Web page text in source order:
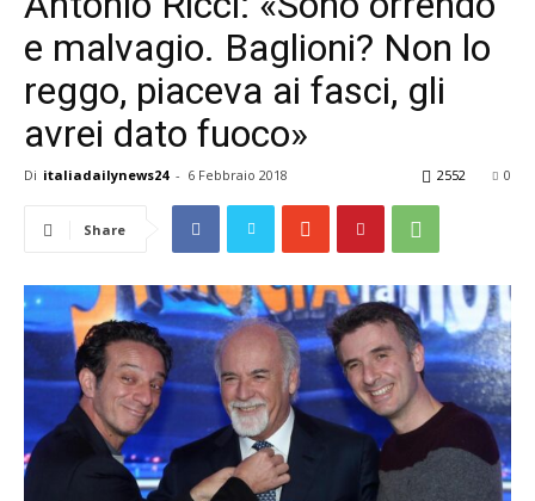
Daily
News
e malvagio. Baglioni? Non lo
reggo, piaceva ai fasci, gli
avrei dato fuoco»
Di italiadailynews24 - 6 Febbraio 2018 0
2552
Share